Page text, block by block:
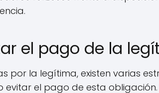
el pago de la
por la legítima, existen varias
el pago de esta